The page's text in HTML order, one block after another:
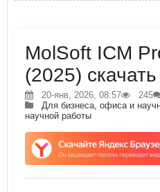
MolSoft ICM
(2025)
20-янв, 2026, 08:57 245
Для бизнеса, офиса и
научной работы